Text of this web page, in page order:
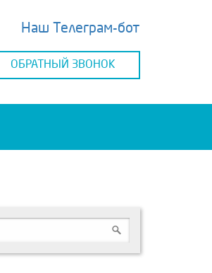
Наш Телеграм-бот
ОБРАТНЫЙ ЗВОНОК